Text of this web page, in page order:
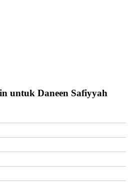
untuk Daneen Safiyyah